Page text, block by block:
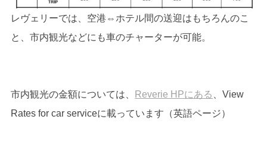
レヴェリーでは、空港⇔ホテル間の送迎はもちろんのこ
と、市内観光などにも車のチャーターが可能。
市内観光の金額については、 Reverie HPにある
、View
Rates for car serviceに載っています（英語ページ）